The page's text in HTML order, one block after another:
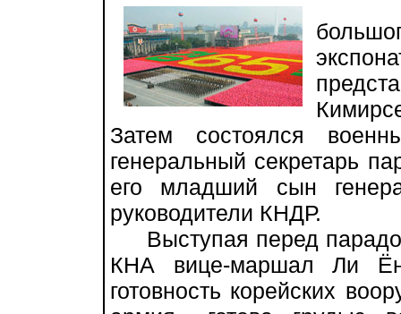
Затем состоялся
генеральный секретарь
его младший сын
руководители КНДР.
Выступая перед
КНА вице-маршал Ли
готовность корейских